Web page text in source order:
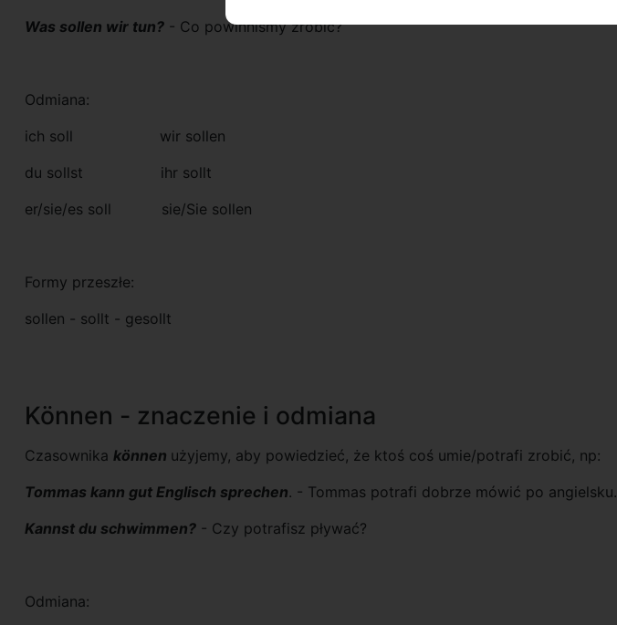
Was sollen wir tun? - Co powinniśmy zrobić?
Odmiana:
ich soll wir sollen
du sollst ihr sollt
er/sie/es soll sie/Sie sollen
Formy przeszłe:
sollen - sollt - gesollt
Können - znaczenie i odmiana
Czasownika können użyjemy, aby powiedzieć, że ktoś coś umie/potrafi zrobić, np:
Tommas kann gut Englisch sprechen. - Tommas potrafi dobrze mówić po angielsku.
Kannst du schwimmen? - Czy potrafisz pływać?
Odmiana: